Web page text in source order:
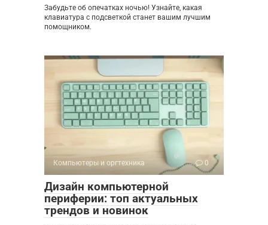
Забудьте об опечатках ночью! Узнайте, какая
клавиатура с подсветкой станет вашим лучшим
помощником.
Компьютеры и оргтехника 0
Дизайн компьютерной
периферии: топ актуальных
трендов и новинок